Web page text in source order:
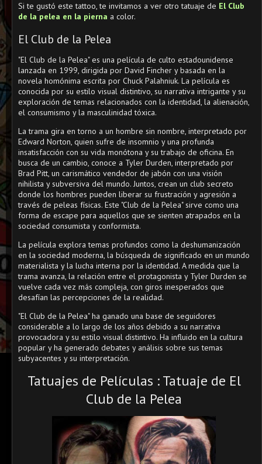
Si te gustó este tattoo, te invitamos a ver otro tatuaje de El Club
de la pelea en la pierna a color.
El Club de la Pelea
"El Club de la Pelea" es una película de culto estadounidense
lanzada en 1999, dirigida por David Fincher y basada en la
novela homónima escrita por Chuck Palahniuk. La película es
conocida por su estilo visual distintivo, su narrativa intrigante y su
exploración de temas relacionados con la identidad, la alienación,
el consumismo y la masculinidad tóxica.
La trama gira en torno a un hombre sin nombre, interpretado por
Edward Norton, quien sufre de insomnio y una profunda
insatisfacción con su vida monótona y su trabajo de oficina. En
busca de un cambio, conoce a Tyler Durden, interpretado por
Brad Pitt, un carismático vendedor de jabón con una visión
nihilista y subversiva del mundo. Juntos, crean un club secreto
donde los hombres pueden liberar su frustración y agresión a
través de peleas físicas. Este "Club de la Pelea" sirve como una
forma de escape para aquellos que se sienten atrapados en la
sociedad consumista y conformista.
La película explora temas profundos como la deshumanización
en la sociedad moderna, la búsqueda de significado en un mundo
materialista y la lucha interna por la identidad. A medida que la
trama avanza, la relación entre el protagonista y Tyler Durden se
vuelve cada vez más compleja, con giros inesperados que
desafían las percepciones de la realidad.
"El Club de la Pelea" ha ganado una base de seguidores
considerable a lo largo de los años debido a su narrativa
provocadora y su estilo visual distintivo. Ha influido en la cultura
popular y ha generado debates y análisis sobre sus temas
subyacentes y su interpretación.
Tatuajes de Películas : Tatuaje de El
Club de la Pelea